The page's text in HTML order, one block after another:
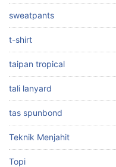
sweatpants
t-shirt
taipan tropical
tali lanyard
tas spunbond
Teknik Menjahit
Topi